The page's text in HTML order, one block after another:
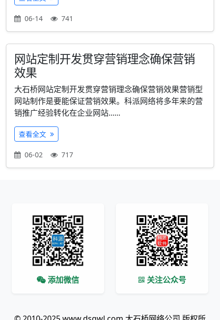
06-14 741
网站定制开发贯穿营销理念确保营销
效果
大石桥网站定制开发贯穿营销理念确保营销效果营销型
网站制作是要能保证营销效果。科派网络将多年来的营
销推广经验转化在企业网站......
查看全文
06-02 717
添加微信 关注公众号